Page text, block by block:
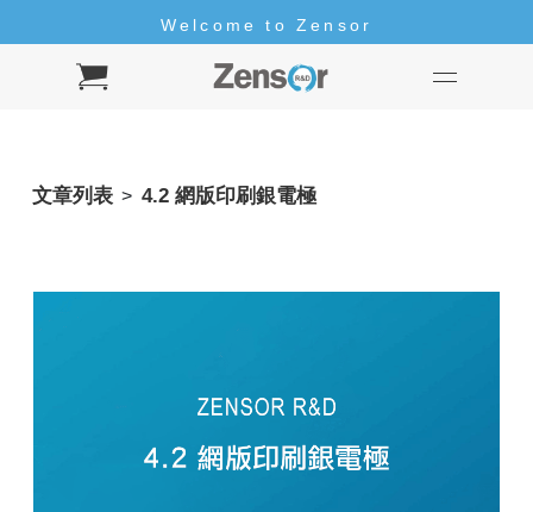
Welcome to Zensor
Hello
文章列表 > 4.2 網版印刷銀電極